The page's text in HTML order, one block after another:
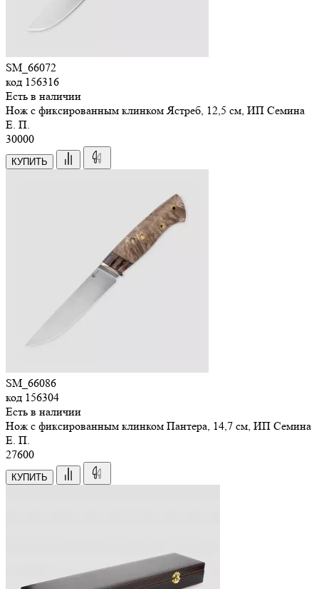
SM_66072
код 156316
Есть в наличии
Нож с фиксированным клинком Ястреб, 12,5 см, ИП Семина
Е. П.
30000
КУПИТЬ
SM_66086
код 156304
Есть в наличии
Нож с фиксированным клинком Пантера, 14,7 см, ИП Семина
Е. П.
27600
КУПИТЬ